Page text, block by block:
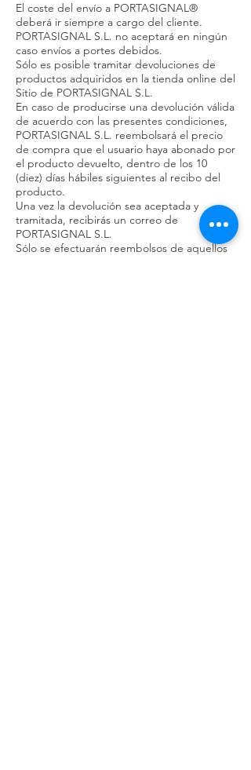
El coste del envío a PORTASIGNAL®
deberá ir siempre a cargo del cliente.
PORTASIGNAL S.L. no aceptará en ningún
caso envíos a portes debidos.
Sólo es posible tramitar devoluciones de
productos adquiridos en la tienda online del
Sitio de PORTASIGNAL S.L.
En caso de producirse una devolución válida
de acuerdo con las presentes condiciones,
PORTASIGNAL S.L. reembolsará el precio
de compra que el usuario haya abonado por
el producto devuelto, dentro de los 10
(diez) días hábiles siguientes al recibo del
producto.
Una vez la devolución sea aceptada y
tramitada, recibirás un correo de
PORTASIGNAL S.L.
Sólo se efectuarán reembolsos de aquellos